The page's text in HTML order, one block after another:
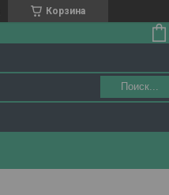
Корзина
Поиск...